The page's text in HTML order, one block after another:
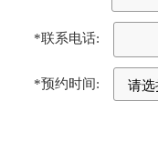
*联系电话:
*预约时间: